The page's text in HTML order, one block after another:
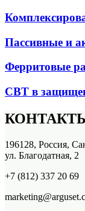
Пассивные и
Ферритовые
СВТ в
196128, Россия,
ул. Благодатная, 2
+7 (812) 337 20 69